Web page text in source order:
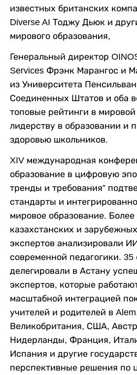
известных британских
Diverse AI Тоджу Дьюк и
мирового образования,
Генеральный директор
Services Фрэнк Марангос и
из Университета
Соединенных Штатов и оба
топовые рейтинги в мировой
лидерству в образовании и
здоровью школьников.
XIV международная
образование в цифровую
тренды и требования”
стандарты и
мировое образование.
казахстанских и
экспертов анализировали
современной педагогики. 35
делегировали в Астану
экспертов, которые
масштабной интеграцией
учителей и родителей в
Великобритания, США,
Нидерланды, Франция,
Испания и другие
перспективные решения по